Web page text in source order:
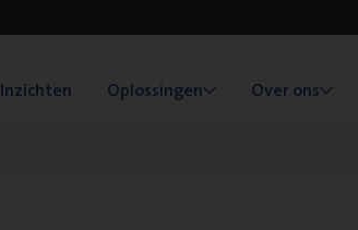
Inzichten Oplossingen Over ons